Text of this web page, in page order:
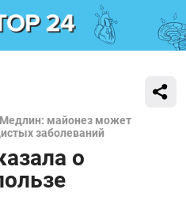
майонез может
заболеваний
о